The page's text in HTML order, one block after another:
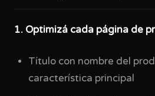
1. Optimizá cada página de
Título con nombre del
característica principal